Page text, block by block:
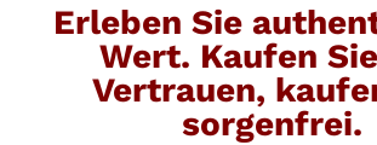
Erleben Sie
Wert. Kaufen
Vertrauen,
sorgenfrei.